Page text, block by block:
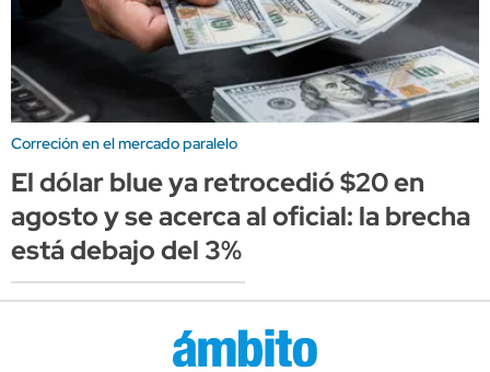
Correción en el mercado paralelo
El dólar blue ya retrocedió $20 en
agosto y se acerca al oficial: la brecha
está debajo del 3%